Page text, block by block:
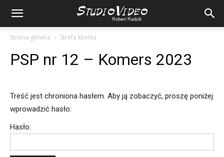
Strona główna Strefa klienta
PSP nr 12 – Komers 2023
Treść jest chroniona hasłem. Aby ją zobaczyć, proszę poniżej
wprowadzić hasło:
Hasło: